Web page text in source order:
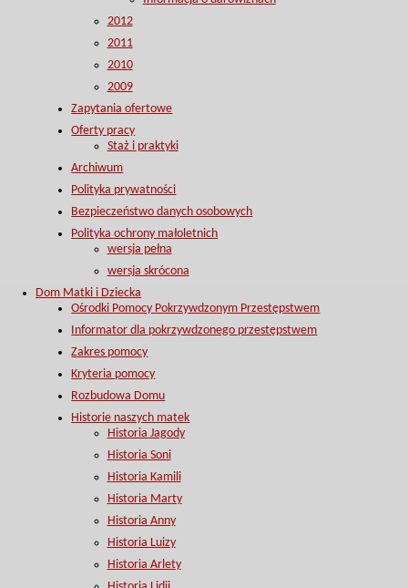
2012
2011
2010
2009
Zapytania ofertowe
Oferty pracy
Staż i praktyki
Archiwum
Polityka prywatności
Bezpieczeństwo danych osobowych
Polityka ochrony małoletnich
wersja pełna
wersja skrócona
Dom Matki i Dziecka
Ośrodki Pomocy Pokrzywdzonym Przestępstwem
Informator dla pokrzywdzonego przestępstwem
Zakres pomocy
Kryteria pomocy
Rozbudowa Domu
Historie naszych matek
Historia Jagody
Historia Soni
Historia Kamili
Historia Marty
Historia Anny
Historia Luizy
Historia Arlety